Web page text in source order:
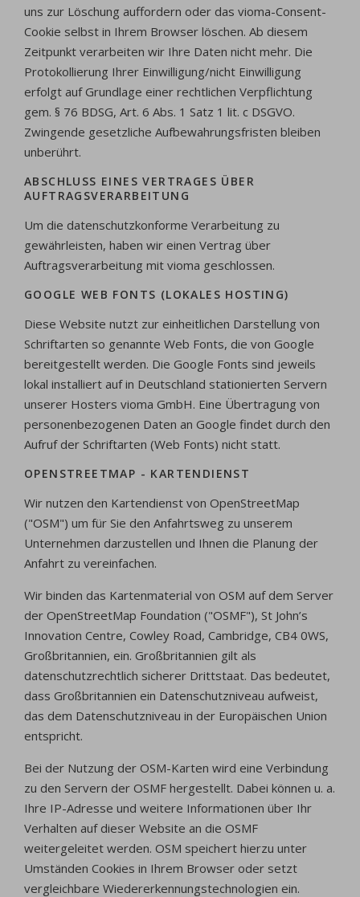
uns zur Löschung auffordern oder das vioma-Consent-
Cookie selbst in Ihrem Browser löschen. Ab diesem
Zeitpunkt verarbeiten wir Ihre Daten nicht mehr. Die
Protokollierung Ihrer Einwilligung/nicht Einwilligung
erfolgt auf Grundlage einer rechtlichen Verpflichtung
gem. § 76 BDSG, Art. 6 Abs. 1 Satz 1 lit. c DSGVO.
Zwingende gesetzliche Aufbewahrungsfristen bleiben
unberührt.
ABSCHLUSS EINES VERTRAGES ÜBER
AUFTRAGSVERARBEITUNG
Um die datenschutzkonforme Verarbeitung zu
gewährleisten, haben wir einen Vertrag über
Auftragsverarbeitung mit vioma geschlossen.
GOOGLE WEB FONTS (LOKALES HOSTING)
Diese Website nutzt zur einheitlichen Darstellung von
Schriftarten so genannte Web Fonts, die von Google
bereitgestellt werden. Die Google Fonts sind jeweils
lokal installiert auf in Deutschland stationierten Servern
unserer Hosters vioma GmbH. Eine Übertragung von
personenbezogenen Daten an Google findet durch den
Aufruf der Schriftarten (Web Fonts) nicht statt.
OPENSTREETMAP - KARTENDIENST
Wir nutzen den Kartendienst von OpenStreetMap
("OSM") um für Sie den Anfahrtsweg zu unserem
Unternehmen darzustellen und Ihnen die Planung der
Anfahrt zu vereinfachen.
Wir binden das Kartenmaterial von OSM auf dem Server
der OpenStreetMap Foundation ("OSMF"), St John’s
Innovation Centre, Cowley Road, Cambridge, CB4 0WS,
Großbritannien, ein. Großbritannien gilt als
datenschutzrechtlich sicherer Drittstaat. Das bedeutet,
dass Großbritannien ein Datenschutzniveau aufweist,
das dem Datenschutzniveau in der Europäischen Union
entspricht.
Bei der Nutzung der OSM-Karten wird eine Verbindung
zu den Servern der OSMF hergestellt. Dabei können u. a.
Ihre IP-Adresse und weitere Informationen über Ihr
Verhalten auf dieser Website an die OSMF
weitergeleitet werden. OSM speichert hierzu unter
Umständen Cookies in Ihrem Browser oder setzt
vergleichbare Wiedererkennungstechnologien ein.